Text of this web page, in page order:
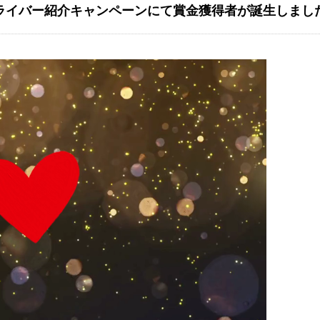
イバー紹介キャンペーンにて賞金獲得者が誕生しまし